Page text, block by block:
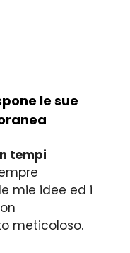
le sue
tempi
mie idee ed i
meticoloso.